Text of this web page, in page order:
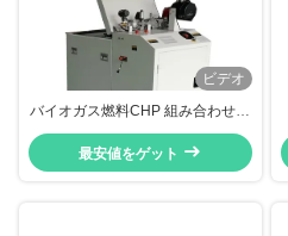
ビデオ
バイオガス燃料CHP 組み合わせ熱
力 220V 50Hz 6KW 単相水冷却
最安値をゲット